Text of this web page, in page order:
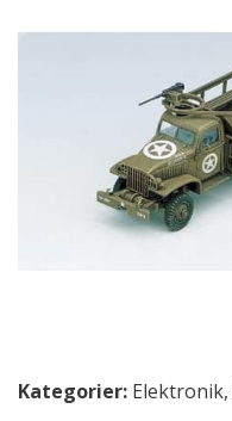
Kategorier: Elektronik,